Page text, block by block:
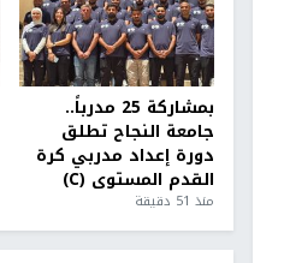
بمشاركة 25 مدرباً..
جامعة النجاح تطلق
دورة إعداد مدربي كرة
القدم المستوى (C)
منذ 51 دقيقة